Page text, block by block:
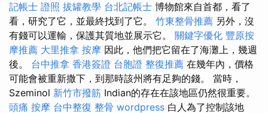
記帳士 證照 拔罐教學 台北記帳士 博物館來自首都，看了
看，研究了它，並最終找到了它。 竹東整骨推薦 另外，沒
有錢可以運輸，保護其質地並展示它。 關鍵字優化 豐原按
摩推薦 大里推拿 按摩 因此，他們把它留在了海灘上，幾週
後。 台中推拿 香港簽證 台胞證 整復推薦 在幾年內，價格
可能會被重新撒下，到那時該州將有足夠的錢。 當時，
Szeminol 新竹市撥筋 Indian的存在在該地區仍然很重要。
頭痛 按摩 台中整復 整骨 wordpress 白人為了控制該地